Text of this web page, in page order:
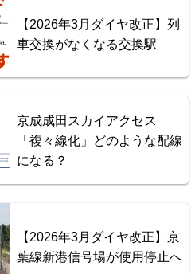
路管理局・臺灣高鐵・阿里
【2026年3月ダイヤ改正】列
車交換がなくなる交換駅
京成成田スカイアクセス
「複々線化」どのような配線
になる？
【2026年3月ダイヤ改正】京
葉線新港信号場が使用停止へ